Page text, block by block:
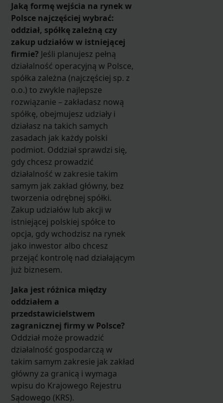
Jaką formę wejścia na rynek w
Polsce najczęściej wybrać:
oddział, spółkę zależną czy
zakup udziałów w istniejącej
firmie? Jeśli planujesz pełną
działalność operacyjną w Polsce,
spółka zależna (najczęściej sp. z
o.o.) to zwykle najlepsze
rozwiązanie – zakładasz nową
spółkę, obejmujesz udziały i
działasz na takich samych
zasadach jak każdy polski
podmiot. Oddział sprawdzi się,
gdy chcesz prowadzić
działalność w zakresie takim
samym jak zakład główny, bez
tworzenia odrębnej spółki.
Zakup udziałów lub akcji w
istniejącej polskiej spółce to
opcja, gdy wchodzisz na rynek
jako inwestor albo chcesz
przejąć kontrolę nad działającym
już biznesem.
Jaka jest różnica między
oddziałem a
przedstawicielstwem
zagranicznej firmy w Polsce?
Oddział może prowadzić
działalność gospodarczą w
takim samym zakresie jak zakład
główny za granicą i wymaga
wpisu do Krajowego Rejestru
Sądowego (KRS).